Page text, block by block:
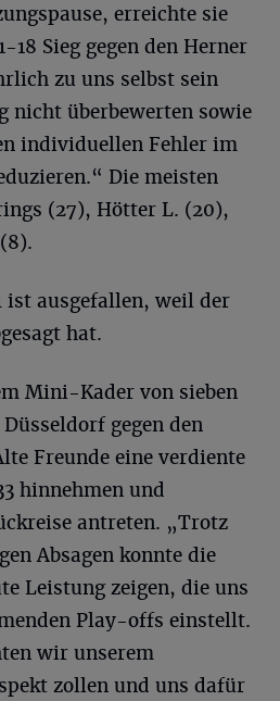
erreichte sie
18 Sieg gegen den Herner
zu uns selbst sein
nicht überbewerten sowie
individuellen Fehler im
Die meisten
(27), Hötter L. (20),
ist ausgefallen, weil der
hat.
Mini-Kader von sieben
gegen den
Freunde eine verdiente
hinnehmen und
antreten. „Trotz
Absagen konnte die
Leistung zeigen, die uns
Play-offs einstellt.
wir unserem
zollen und uns dafür